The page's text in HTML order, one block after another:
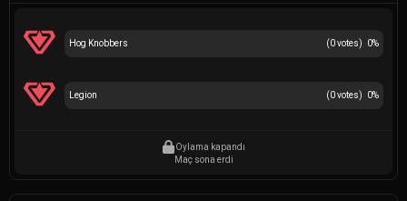
(0votes) 0%
Hog Knobbers
(0votes) 0%
Legion
Oylama kapandı
Maç sona erdi